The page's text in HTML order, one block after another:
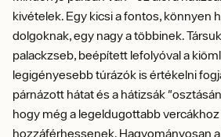
kivételek. Egy kicsi a fontos, könnyen
dolgoknak, egy nagy a többinek.
palackzseb, beépített lefolyóval a
legigényesebb túrázók is értékelni
párnázott hátat és a hátizsák
hogy még a legeldugottabb
hozzáférhessenek. Hagyományosan